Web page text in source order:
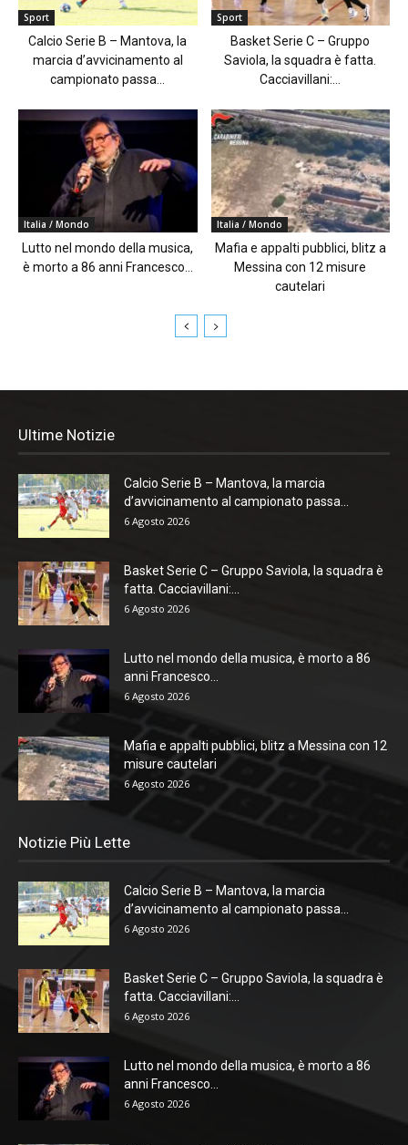
Sport
Calcio Serie B – Mantova, la
marcia d’avvicinamento al
campionato passa...
Sport
Basket Serie C – Gruppo
Saviola, la squadra è fatta.
Cacciavillani:...
Italia / Mondo
Lutto nel mondo della musica,
è morto a 86 anni Francesco...
Italia / Mondo
Mafia e appalti pubblici, blitz a
Messina con 12 misure
cautelari
Ultime Notizie
Calcio Serie B – Mantova, la marcia
d’avvicinamento al campionato passa...
6 Agosto 2026
Basket Serie C – Gruppo Saviola, la squadra è
fatta. Cacciavillani:...
6 Agosto 2026
Lutto nel mondo della musica, è morto a 86
anni Francesco...
6 Agosto 2026
Mafia e appalti pubblici, blitz a Messina con 12
misure cautelari
6 Agosto 2026
Notizie Più Lette
Calcio Serie B – Mantova, la marcia
d’avvicinamento al campionato passa...
6 Agosto 2026
Basket Serie C – Gruppo Saviola, la squadra è
fatta. Cacciavillani:...
6 Agosto 2026
Lutto nel mondo della musica, è morto a 86
anni Francesco...
6 Agosto 2026